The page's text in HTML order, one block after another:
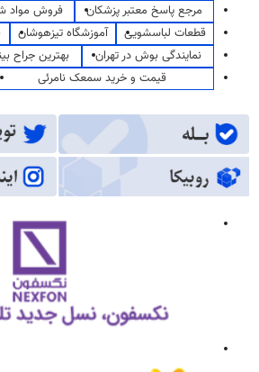
مرجع پاسخ معتبر پزشکان
فروش مواد
قطعات لباسشویی
آموزشگاه تیزهوشان
نمایندگی بوش در تهران
بهترین جراح
قیمت و خرید سمعک نامرئی